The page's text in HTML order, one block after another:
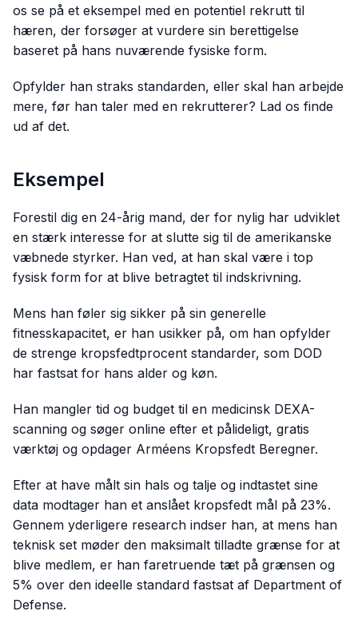
os se på et eksempel med en potentiel rekrutt til
hæren, der forsøger at vurdere sin berettigelse
baseret på hans nuværende fysiske form.
Opfylder han straks standarden, eller skal han arbejde
mere, før han taler med en rekrutterer? Lad os finde
ud af det.
Eksempel
Forestil dig en 24-årig mand, der for nylig har udviklet
en stærk interesse for at slutte sig til de amerikanske
væbnede styrker. Han ved, at han skal være i top
fysisk form for at blive betragtet til indskrivning.
Mens han føler sig sikker på sin generelle
fitnesskapacitet, er han usikker på, om han opfylder
de strenge kropsfedtprocent standarder, som DOD
har fastsat for hans alder og køn.
Han mangler tid og budget til en medicinsk DEXA-
scanning og søger online efter et pålideligt, gratis
værktøj og opdager Arméens Kropsfedt Beregner.
Efter at have målt sin hals og talje og indtastet sine
data modtager han et anslået kropsfedt mål på 23%.
Gennem yderligere research indser han, at mens han
teknisk set møder den maksimalt tilladte grænse for at
blive medlem, er han faretruende tæt på grænsen og
5% over den ideelle standard fastsat af Department of
Defense.